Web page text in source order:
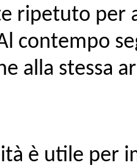
ripetuto per
contempo
alla stessa
è utile per